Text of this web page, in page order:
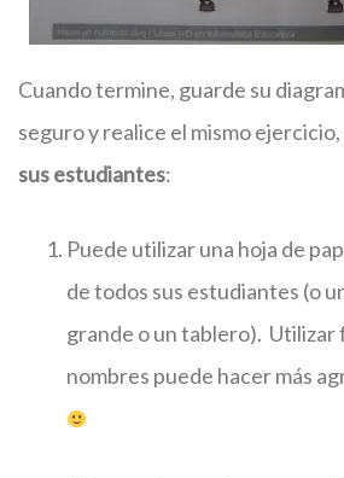
Cuando termine, guarde su
seguro y realice el mismo
sus estudiantes:
Puede utilizar una hoja de
de todos sus estudiantes (o
grande o un tablero). Utilizar
nombres puede hacer más